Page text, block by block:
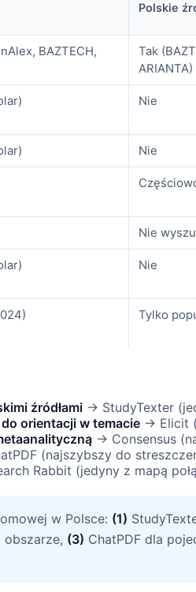
Polskie
BAZTECH,
Tak
ARIANTA)
Nie
Nie
Nie
Nie
Tylko
źródłami → StudyTexter
orientacji w temacie → Elicit
→ Consensus
(najszybszy do
Rabbit (jedyny z mapą
w Polsce: (1)
(3) ChatPDF dla